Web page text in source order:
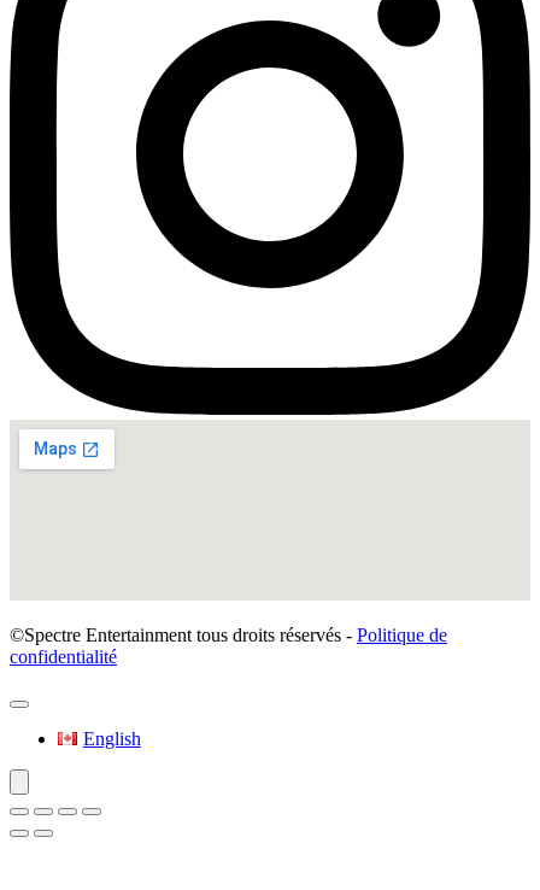
©Spectre Entertainment tous droits réservés - Politique de
confidentialité
English